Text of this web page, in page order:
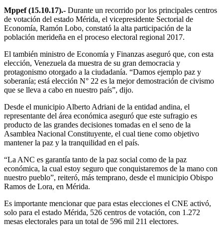
Mppef (15.10.17).- Durante un recorrido por los principales centros
de votación del estado Mérida, el vicepresidente Sectorial de
Economía, Ramón Lobo, constató la alta participación de la
población merideña en el proceso electoral regional 2017.
El también ministro de Economía y Finanzas aseguró que, con esta
elección, Venezuela da muestra de su gran democracia y
protagonismo otorgado a la ciudadanía. “Damos ejemplo paz y
soberanía; está elección N° 22 es la mejor demostración de civismo
que se lleva a cabo en nuestro país”, dijo.
Desde el municipio Alberto Adriani de la entidad andina, el
representante del área económica aseguró que este sufragio es
producto de las grandes decisiones tomadas en el seno de la
Asamblea Nacional Constituyente, el cual tiene como objetivo
mantener la paz y la tranquilidad en el país.
“La ANC es garantía tanto de la paz social como de la paz
económica, la cual estoy seguro que conquistaremos de la mano con
nuestro pueblo”, reiteró, más temprano, desde el municipio Obispo
Ramos de Lora, en Mérida.
Es importante mencionar que para estas elecciones el CNE activó,
solo para el estado Mérida, 526 centros de votación, con 1.272
mesas electorales para un total de 596 mil 211 electores.